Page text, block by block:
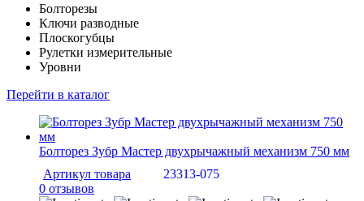
Болторезы
Ключи разводные
Плоскогубцы
Рулетки измерительные
Уровни
Перейти в каталог
Болторез Зубр Мастер двухрычажный механизм 750 мм
Артикул товара
23313-075
0 отзывов